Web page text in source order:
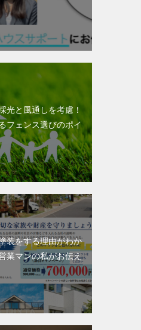
光と風通しを考慮！
フェンス選びのポイ
装をする理由がわか
業マンの私がお伝え